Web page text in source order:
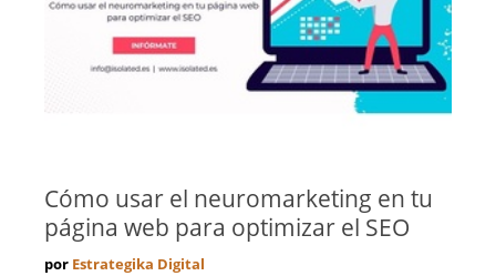
Cómo usar el neuromarketing en tu
página web para optimizar el SEO
por Estrategika Digital